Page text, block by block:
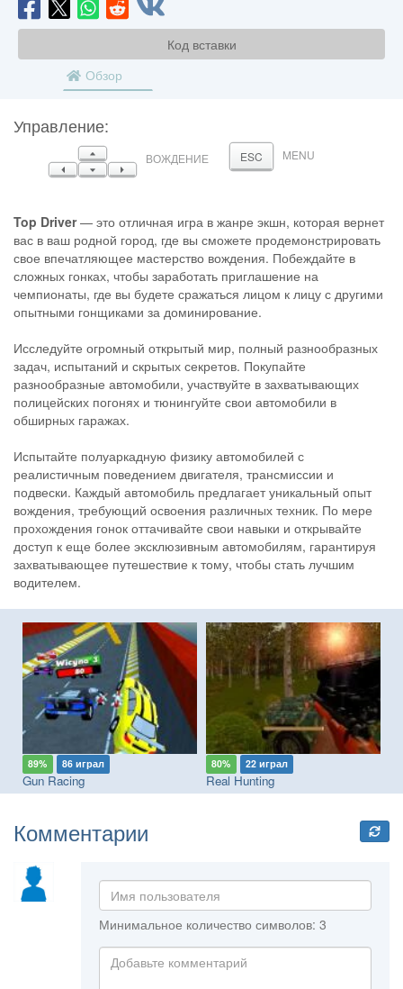
Код вставки
Обзор
Управление:
ВВЕРХ
ОСТАВИЛВНИЗПРАВИЛЬНО
ВОЖДЕНИЕ ESC MENU
Top Driver— это отличная игра в жанре экшн, которая вернет
вас в ваш родной город, где вы сможете продемонстрировать
свое впечатляющее мастерство вождения. Побеждайте в
сложных гонках, чтобы заработать приглашение на
чемпионаты, где вы будете сражаться лицом к лицу с другими
опытными гонщиками за доминирование.
Исследуйте огромный открытый мир, полный разнообразных
задач, испытаний и скрытых секретов. Покупайте
разнообразные автомобили, участвуйте в захватывающих
полицейских погонях и тюнингуйте свои автомобили в
обширных гаражах.
Испытайте полуаркадную физику автомобилей с
реалистичным поведением двигателя, трансмиссии и
подвески. Каждый автомобиль предлагает уникальный опыт
вождения, требующий освоения различных техник. По мере
прохождения гонок оттачивайте свои навыки и открывайте
доступ к еще более эксклюзивным автомобилям, гарантируя
захватывающее путешествие к тому, чтобы стать лучшим
водителем.
89% 86 играл
Gun Racing
80% 22 играл
Real Hunting
Комментарии
Минимальное количество символов: 3